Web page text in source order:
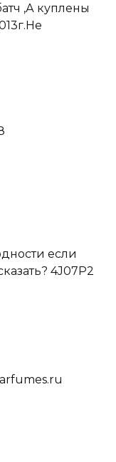
,А куплены
если
4J07P2